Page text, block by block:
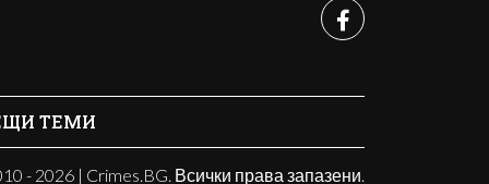
ТЕМИ
- 2026 | Crimes.BG. Всички права запазени.